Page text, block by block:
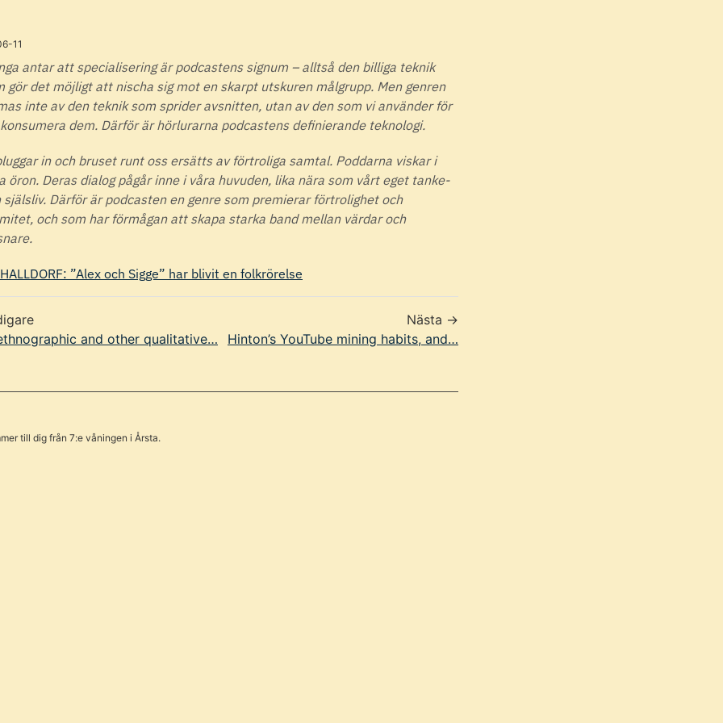
11
antar att specialisering är podcastens signum – alltså den billiga teknik
gör det möjligt att nischa sig mot en skarpt utskuren målgrupp. Men genren
inte av den teknik som sprider avsnitten, utan av den som vi använder för
dem. Därför är hörlurarna podcastens definierande teknologi.
in och bruset runt oss ersätts av förtroliga samtal. Poddarna viskar i
öron. Deras dialog pågår inne i våra huvuden, lika nära som vårt eget tanke-
själsliv. Därför är podcasten en genre som premierar förtrolighet och
och som har förmågan att skapa starka band mellan värdar och
”Alex och Sigge” har blivit en folkrörelse
and other qualitative…
Nästa →
Hinton’s YouTube mining habits, and…
till dig från 7:e våningen i Årsta.